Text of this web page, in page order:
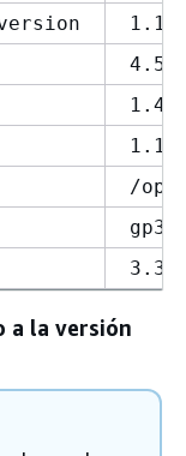
/opt/
gp3
a la versión